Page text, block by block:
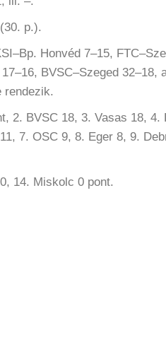
p.).
Honvéd 7–15,
BVSC–Szeged 32–18,
rendezik.
2. BVSC 18, 3. Vasas 18, 4.
7. OSC 9, 8. Eger 8, 9.
14. Miskolc 0 pont.